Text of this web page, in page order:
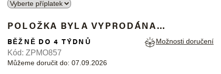
POLOŽKA BYLA VYPRODÁNA…
BĚŽNĚ DO 4 TÝDNŮ
Můžeme doručit do: 07.09.2026
Možnosti doručení
Kód: ZPMO857